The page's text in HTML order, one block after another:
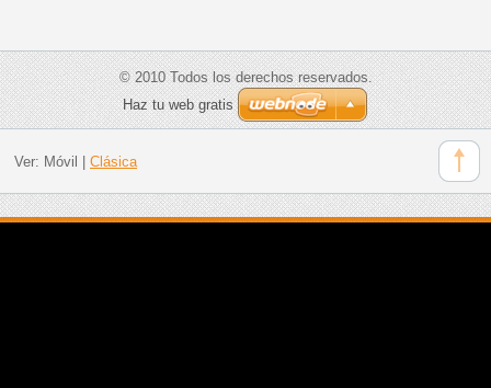
© 2010 Todos los derechos reservados.
Haz tu web gratis
Ver: Móvil Clásica